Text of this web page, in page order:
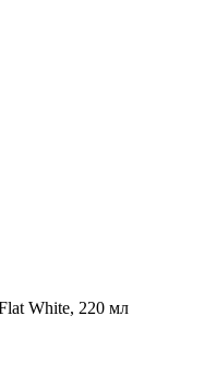
White, 220 мл